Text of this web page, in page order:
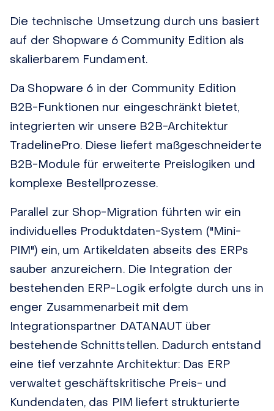
Die technische Umsetzung durch uns basiert
auf der Shopware 6 Community Edition als
skalierbarem Fundament.
Da Shopware 6 in der Community Edition
B2B-Funktionen nur eingeschränkt bietet,
integriertenwir unsere B2B-Architektur
TradelinePro. Diese liefert maßgeschneiderte
B2B-Module für erweiterte Preislogiken und
komplexe Bestellprozesse.
Parallel zur Shop-Migration führtenwir ein
individuelles Produktdaten-System ("Mini-
PIM") ein, um Artikeldaten abseits des ERPs
sauber anzureichern. Die Integration der
bestehenden ERP-Logik erfolgte durch uns in
enger Zusammenarbeit mit dem
Integrationspartner DATANAUT über
bestehende Schnittstellen. Dadurch entstand
eine tief verzahnte Architektur: Das ERP
verwaltet geschäftskritische Preis- und
Kundendaten, das PIM liefert strukturierte